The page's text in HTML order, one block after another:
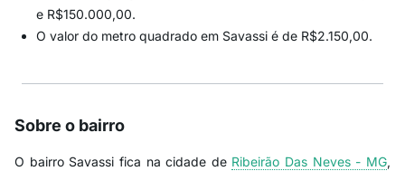
e R$150.000,00.
O valor do metro quadrado em Savassi é de R$2.150,00.
Sobre o bairro
O bairro Savassi fica na cidade de Ribeirão Das Neves - MG,